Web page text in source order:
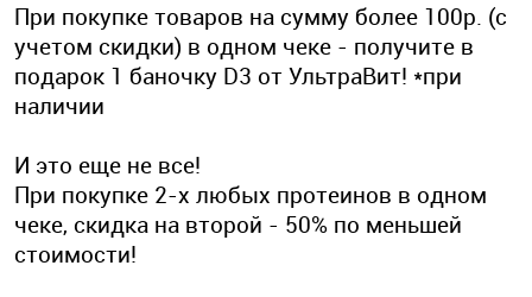
При покупке товаров на сумму более 100р. (с
учетом скидки) в одном чеке - получите в
подарок 1 баночку D3 от УльтраВит! *при
наличии
И это еще не все!
При покупке 2-х любых протеинов в одном
чеке, скидка на второй - 50% по меньшей
стоимости!